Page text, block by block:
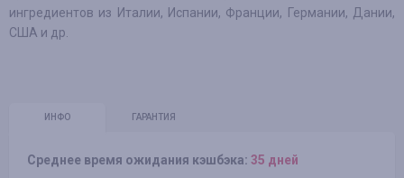
ингредиентов из Италии, Испании, Франции, Германии, Дании,
США и др.
ИНФО ГАРАНТИЯ
Среднее время ожидания кэшбэка: 35 дней